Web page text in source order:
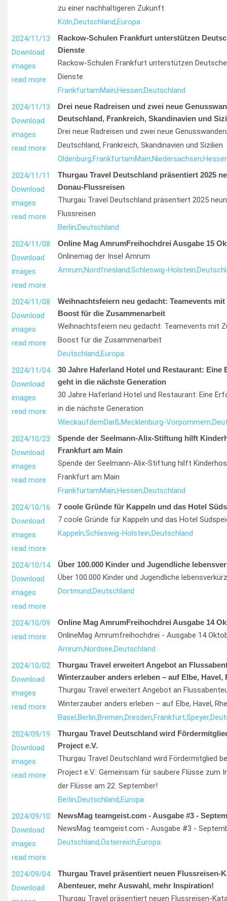
zu einer nachhaltigeren Zukunft
Köln,Deutschland,Europa
2024/11/13
Download
images
read more
Rackow-Schulen Frankfurt unterstützen
Dienste
Rackow-Schulen Frankfurt unterstützen
Dienste
FrankfurtamMain;Hessen;Deutschland
2024/11/13
Download
images
read more
Drei neue Radreisen und zwei neue
Deutschland, Frankreich, Skandinavien und
Drei neue Radreisen und zwei neue
Deutschland, Frankreich, Skandinavien und Sizilien
Oldenburg;FrankfurtamMain;Niedersachsen;
2024/11/11
Download
images
read more
Thurgau Travel Deutschland präsentiert 2025
Donau-Flussreisen
Thurgau Travel Deutschland präsentiert 2025
Flussreisen
Berlin;Deutschland
2024/11/08
Download
images
read more
Online Mag AmrumFreihochdrei Ausgabe 15
Onlinemag der Insel Amrum
Amrum;Nordfriesland;Schleswig-Holstein;
2024/11/08
Download
images
read more
Weihnachtsfeiern neu gedacht: Teamevents
Boost für die Zusammenarbeit
Weihnachtsfeiern neu gedacht: Teamevents mit
Boost für die Zusammenarbeit
Deutschland,Europa
2024/11/04
Download
images
read more
30 Jahre Haferland Hotel und Restaurant: Eine
geht in die nächste Generation
30 Jahre Haferland Hotel und Restaurant: Eine
in die nächste Generation
WieckaufdemDarß;Mecklenburg-Vorpommern;
2024/10/23
Download
images
read more
Spende der Seelmann-Alix-Stiftung hilft
Frankfurt am Main
Spende der Seelmann-Alix-Stiftung hilft
Frankfurt am Main
FrankfurtamMain;Hessen;Deutschland
2024/10/16
Download
images
read more
7 coole Gründe für Kappeln und das Hotel
7 coole Gründe für Kappeln und das Hotel
Kappeln;Schleswig-Holstein;Deutschland
2024/10/14
Download
images
read more
Über 100.000 Kinder und Jugendliche
Über 100.000 Kinder und Jugendliche
Dortmund;Deutschland
2024/10/09
read more
Online Mag AmrumFreihochdrei Ausgabe 14
OnlineMag Amrumfreihochdrei - Ausgabe 14
Amrum,Nordsee,Deutschland
2024/10/02
Download
images
read more
Thurgau Travel erweitert Angebot an
Winterzauber anders erleben – auf Elbe, Havel,
Thurgau Travel erweitert Angebot an
Winterzauber anders erleben – auf Elbe, Havel,
Basel,Berlin,Bremen,Dresden,Frankfurt,Speyer,
2024/09/19
Download
images
read more
Thurgau Travel Deutschland wird
Project e.V.
Thurgau Travel Deutschland wird Fördermitglied
Project e.V.: Gemeinsam für saubere Flüsse zum
der Flüsse am 22. September!
Berlin,Deutschland,Europa
2024/09/10
Download
images
read more
NewsMag teamgeist.com - Ausgabe #3 -
NewsMag teamgeist.com - Ausgabe #3 -
Deutschland,Österreich,Europa
2024/09/04
Download
Thurgau Travel präsentiert neuen Flussreisen-
Abenteuer, mehr Auswahl, mehr Inspiration!
Thurgau Travel präsentiert neuen Flussreisen-